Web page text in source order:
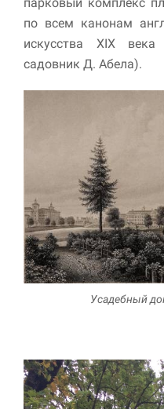
по всем канонам
искусства XIX
садовник Д. Абела).
Усадебный